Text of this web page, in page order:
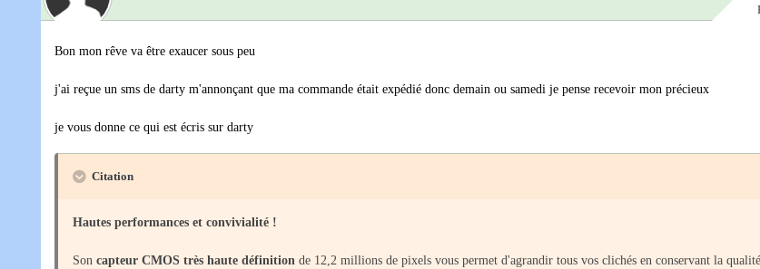
Bon mon rêve va être exaucer sous peu
j'ai reçue un sms de darty m'annonçant que ma commande était expédié donc demain ou samedi je pense recevoir mon précieux
je vous donne ce qui est écris sur darty
Citation
Hautes performances et convivialité !
Son capteur CMOS très haute définition de 12,2 millions de pixels vous permet d'agrandir tous vos clichés en conservant la